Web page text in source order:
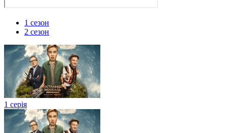
1 сезон
2 сезон
1 серія